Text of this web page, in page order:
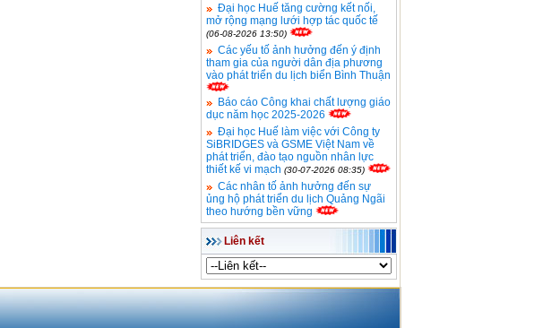
Đại học Huế tăng cường kết nối,
mở rộng mạng lưới hợp tác quốc tế
(06-08-2026 13:50)
Các yếu tố ảnh hưởng đến ý định
tham gia của người dân địa phương
vào phát triển du lịch biển Bình Thuận
Báo cáo Công khai chất lượng giáo
dục năm học 2025-2026
Đại học Huế làm việc với Công ty
SiBRIDGES và GSME Việt Nam về
phát triển, đào tạo nguồn nhân lực
thiết kế vi mạch (30-07-2026 08:35)
Các nhân tố ảnh hưởng đến sự
ủng hộ phát triển du lịch Quảng Ngãi
theo hướng bền vững
Liên kết